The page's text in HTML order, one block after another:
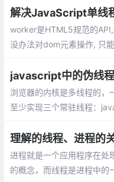
成后才可以进行。
解决JavaScript单线
worker是HTML5规范的
没办法对dom元素操作, 只
网络请求等任务
浏览器的内核是多线程的，
至少实现三个常驻线程：
当我们要循环过百万级的数
怎么办？那就用setTimeout
程。
理解的线程、进程的
进程就是一个应用程序在处
的概念，而线程是进程中的